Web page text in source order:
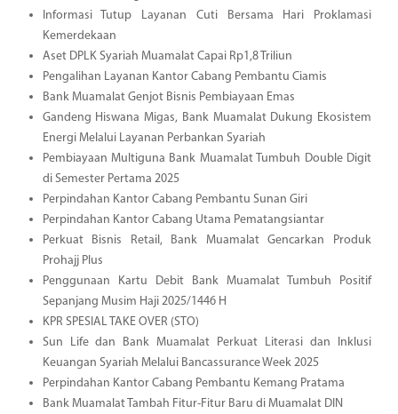
Informasi Tutup Layanan Cuti Bersama Hari Proklamasi
Kemerdekaan
Aset DPLK Syariah Muamalat Capai Rp1,8 Triliun
Pengalihan Layanan Kantor Cabang Pembantu Ciamis
Bank Muamalat Genjot Bisnis Pembiayaan Emas
Gandeng Hiswana Migas, Bank Muamalat Dukung Ekosistem
Energi Melalui Layanan Perbankan Syariah
Pembiayaan Multiguna Bank Muamalat Tumbuh Double Digit
di Semester Pertama 2025
Perpindahan Kantor Cabang Pembantu Sunan Giri
Perpindahan Kantor Cabang Utama Pematangsiantar
Perkuat Bisnis Retail, Bank Muamalat Gencarkan Produk
Prohajj Plus
Penggunaan Kartu Debit Bank Muamalat Tumbuh Positif
Sepanjang Musim Haji 2025/1446 H
KPR SPESIAL TAKE OVER (STO)
Sun Life dan Bank Muamalat Perkuat Literasi dan Inklusi
Keuangan Syariah Melalui Bancassurance Week 2025
Perpindahan Kantor Cabang Pembantu Kemang Pratama
Bank Muamalat Tambah Fitur-Fitur Baru di Muamalat DIN